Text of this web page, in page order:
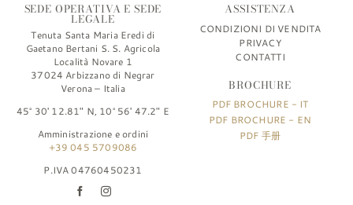
ASSISTENZA
CONDIZIONI DI VENDITA
PRIVACY
CONTATTI
BROCHURE
PDF BROCHURE - IT
PDF BROCHURE - EN
PDF 手册
SEDE OPERATIVA E SEDE
LEGALE
Tenuta Santa Maria Eredi di
Gaetano Bertani S. S. Agricola
Località Novare 1
37024 Arbizzano di Negrar
Verona – Italia
45° 30′ 12.81″ N, 10° 56′ 47.2″ E
Amministrazione e ordini
+39 045 5709086
P.IVA 04760450231